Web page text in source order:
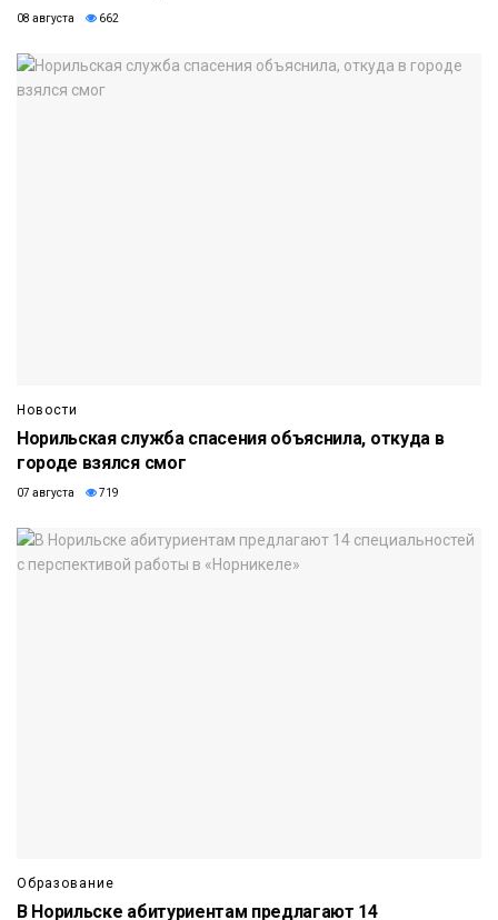
08 августа 662
Новости
Норильская служба спасения объяснила, откуда в
городе взялся смог
07 августа 719
Образование
В Норильске абитуриентам предлагают 14